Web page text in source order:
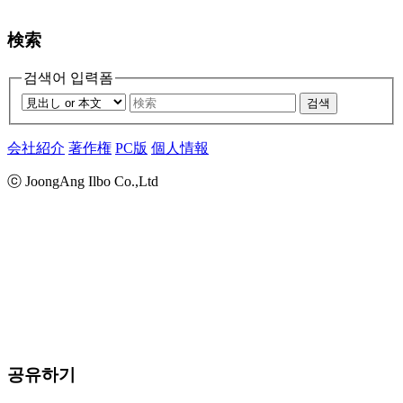
検索
검색어 입력폼
검색
会社紹介 著作権 PC版 個人情報
ⓒ JoongAng Ilbo Co.,Ltd
공유하기